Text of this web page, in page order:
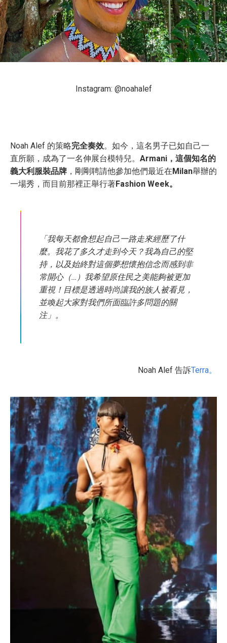
Instagram: @noahalef
Noah Alef 的策略完全奏效。如今，這名男子已如自己一
直所願，成為了一名伸展台模特兒。 Armani，這個知名的
義大利服裝品牌 ，剛剛聘請他參加他們最近在Milan舉辦的
一場秀，而目前那裡正舉行著Fashion Week。
「我每天都會想起自己一路走來經歷了什
麼。我花了多久才走到今天？我為自己的堅
持，以及始終對這個夢想懷抱信念而感到非
常開心（…）我希望原住民之美能夠被更加
重視！目標是透過時尚讓我的族人被看見，
並喚起大家對我們所面臨許多問題的關
注」。
Noah Alef 告訴Terra。